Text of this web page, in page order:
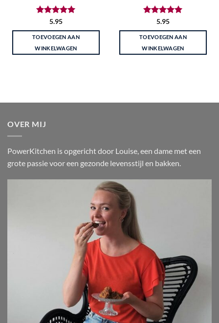
Gewaardeerd
5uit 5
5.95
TOEVOEGEN AAN
WINKELWAGEN
Gewaardeerd
5uit 5
5.95
TOEVOEGEN AAN
WINKELWAGEN
OVER MIJ
PowerKitchen is opgericht door Louise, een dame met een
grote passie voor een gezonde levensstijl en bakken.